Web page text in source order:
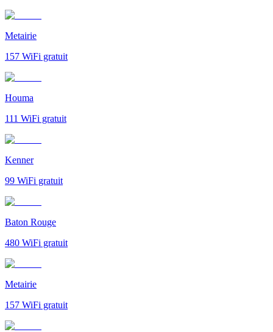
Metairie
157 WiFi gratuit
Houma
111 WiFi gratuit
Kenner
99 WiFi gratuit
Baton Rouge
480 WiFi gratuit
Metairie
157 WiFi gratuit